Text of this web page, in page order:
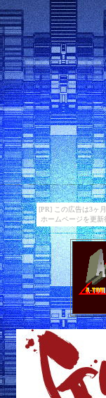
[PR] この広告は3ヶ
ホームページを更